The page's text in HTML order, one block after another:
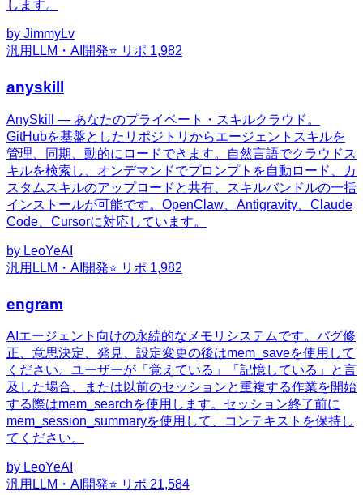
します。
by JimmyLv
汎用 LLM・AI開発⭐ リポ 1,982
anyskill
AnySkill — あなたのプライベート・スキルクラウド。
GitHubを基盤としたリポジトリからエージェントスキルを
管理、同期、動的にロードできます。自然言語でクラウドス
キルを検索し、オンデマンドでプロンプトを自動ロード、カ
スタムスキルのアップロードと共有、スキルバンドルの一括
インストールが可能です。OpenClaw、Antigravity、Claude
Code、Cursorに対応しています。
by LeoYeAI
汎用 LLM・AI開発⭐ リポ 1,982
engram
AIエージェント向けの永続的なメモリシステムです。バグ修
正、意思決定、発見、設定変更の後はmem_saveを使用して
ください。ユーザーが「覚えている」「記憶している」と言
及した場合、または以前のセッションと重複する作業を開始
する際はmem_searchを使用します。セッション終了前に
mem_session_summaryを使用して、コンテキストを保持し
てください。
by LeoYeAI
汎用 LLM・AI開発⭐ リポ 21,584